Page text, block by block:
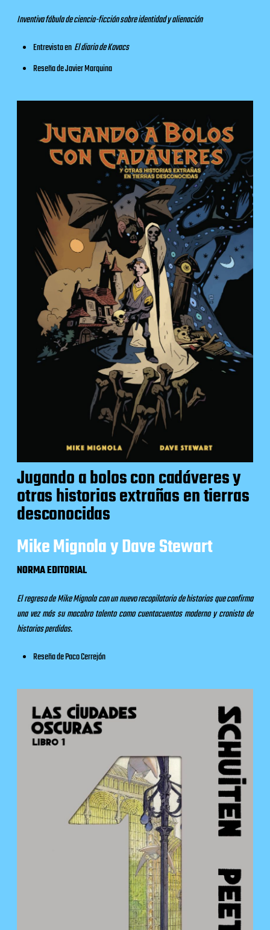
Inventiva fábula de ciencia-ficción sobre identidad y alienación
Entrevistaen El diario de Kovacs
Reseñade Javier Marquina
Jugando a bolos con cadáveres y
otras historias extrañas en tierras
desconocidas
Mike Mignola y Dave Stewart
NORMA EDITORIAL
El regreso de Mike Mignola con un nuevo recopilatorio de historias que confirma
una vez más su macabro talento como cuentacuentos moderno y cronista de
historias perdidas.
Reseñade Paco Cerrejón